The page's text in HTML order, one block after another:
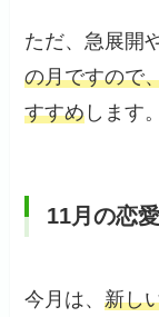
ただ、急展開
の月ですので
すすめ します。
11月の恋
今月は、新し